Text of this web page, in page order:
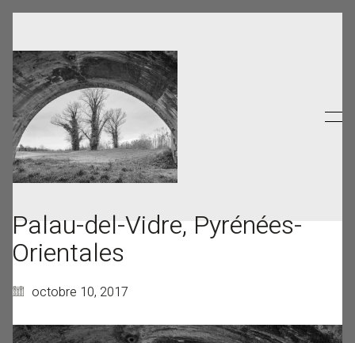
Palau-del-Vidre, Pyrénées-
Orientales
octobre 10, 2017